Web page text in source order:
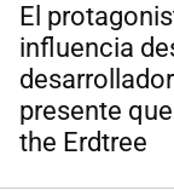
El
influencia
presente
the Erdtree